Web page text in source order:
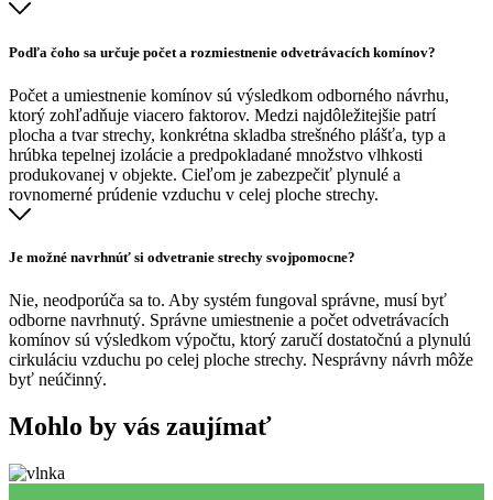
Podľa čoho sa určuje počet a rozmiestnenie odvetrávacích komínov?
Počet a umiestnenie komínov sú výsledkom odborného návrhu,
ktorý zohľadňuje viacero faktorov. Medzi najdôležitejšie patrí
plocha a tvar strechy, konkrétna skladba strešného plášťa, typ a
hrúbka tepelnej izolácie a predpokladané množstvo vlhkosti
produkovanej v objekte. Cieľom je zabezpečiť plynulé a
rovnomerné prúdenie vzduchu v celej ploche strechy.
Je možné navrhnúť si odvetranie strechy svojpomocne?
Nie, neodporúča sa to. Aby systém fungoval správne, musí byť
odborne navrhnutý. Správne umiestnenie a počet odvetrávacích
komínov sú výsledkom výpočtu, ktorý zaručí dostatočnú a plynulú
cirkuláciu vzduchu po celej ploche strechy. Nesprávny návrh môže
byť neúčinný.
Mohlo by vás zaujímať